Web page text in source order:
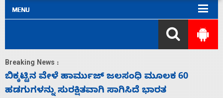
Breaking News :
ನಾಗೇಂದ್ರ ರಾಜೀನಾಮೆ ಕೊಡದಿದ್ದರೆ ಸದನ ನಡೆಸಲು
ಬಿಡೆವು: ಛಲವಾದಿ ನಾರಾಯಣಸ್ವಾಮಿ